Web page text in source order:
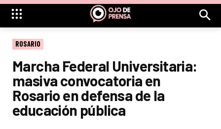
ROSARIO
Marcha Federal Universitaria:
masiva convocatoria en
Rosario en defensa de la
educación pública